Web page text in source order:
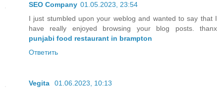
SEO Company 01.05.2023, 23:54
I just stumbled upon your weblog and wanted to say that I
have really enjoyed browsing your blog posts. thanx
punjabi food restaurant in brampton
Ответить
Vegita
01.06.2023, 10:13